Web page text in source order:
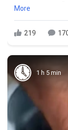
More
219
1 h 5 min